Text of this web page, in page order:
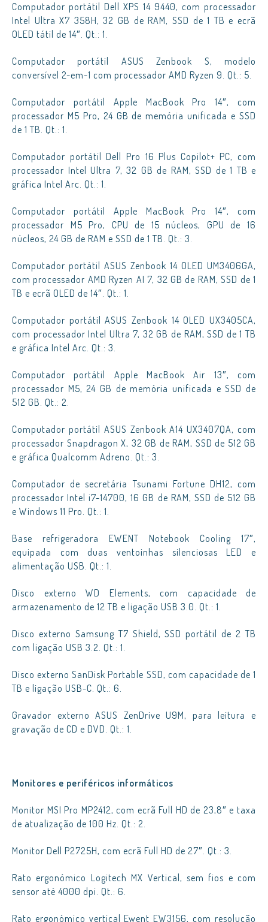
Computador portátil Dell XPS 14 9440, com processador
Intel Ultra X7 358H, 32 GB de RAM, SSD de 1 TB e ecrã
OLED tátil de 14″. Qt.: 1.
Computador portátil ASUS Zenbook S, modelo
conversível 2-em-1 com processador AMD Ryzen 9. Qt.: 5.
Computador portátil Apple MacBook Pro 14″, com
processador M5 Pro, 24 GB de memória unificada e SSD
de 1 TB. Qt.: 1.
Computador portátil Dell Pro 16 Plus Copilot+ PC, com
processador Intel Ultra 7, 32 GB de RAM, SSD de 1 TB e
gráfica Intel Arc. Qt.: 1.
Computador portátil Apple MacBook Pro 14″, com
processador M5 Pro, CPU de 15 núcleos, GPU de 16
núcleos, 24 GB de RAM e SSD de 1 TB. Qt.: 3.
Computador portátil ASUS Zenbook 14 OLED UM3406GA,
com processador AMD Ryzen AI 7, 32 GB de RAM, SSD de 1
TB e ecrã OLED de 14″. Qt.: 1.
Computador portátil ASUS Zenbook 14 OLED UX3405CA,
com processador Intel Ultra 7, 32 GB de RAM, SSD de 1 TB
e gráfica Intel Arc. Qt.: 3.
Computador portátil Apple MacBook Air 13″, com
processador M5, 24 GB de memória unificada e SSD de
512 GB. Qt.: 2.
Computador portátil ASUS Zenbook A14 UX3407QA, com
processador Snapdragon X, 32 GB de RAM, SSD de 512 GB
e gráfica Qualcomm Adreno. Qt.: 3.
Computador de secretária Tsunami Fortune DH12, com
processador Intel i7-14700, 16 GB de RAM, SSD de 512 GB
e Windows 11 Pro. Qt.: 1.
Base refrigeradora EWENT Notebook Cooling 17″,
equipada com duas ventoinhas silenciosas LED e
alimentação USB. Qt.: 1.
Disco externo WD Elements, com capacidade de
armazenamento de 12 TB e ligação USB 3.0. Qt.: 1.
Disco externo Samsung T7 Shield, SSD portátil de 2 TB
com ligação USB 3.2. Qt.: 1.
Disco externo SanDisk Portable SSD, com capacidade de 1
TB e ligação USB-C. Qt.: 6.
Gravador externo ASUS ZenDrive U9M, para leitura e
gravação de CD e DVD. Qt.: 1.
Monitores e periféricos informáticos
Monitor MSI Pro MP2412, com ecrã Full HD de 23,8″ e taxa
de atualização de 100 Hz. Qt.: 2.
Monitor Dell P2725H, com ecrã Full HD de 27″. Qt.: 3.
Rato ergonómico Logitech MX Vertical, sem fios e com
sensor até 4000 dpi. Qt.: 6.
Rato ergonómico vertical Ewent EW3156, com resolução